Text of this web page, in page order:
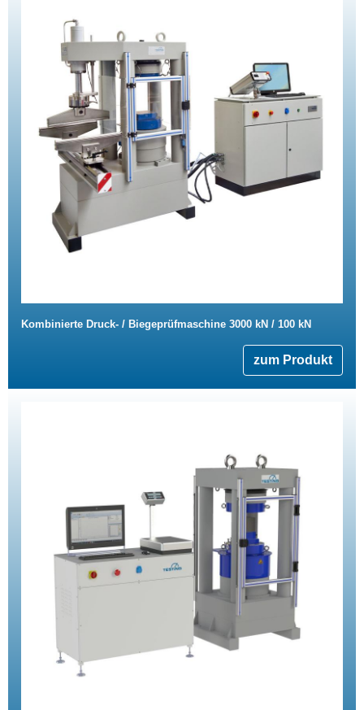
Kombinierte Druck- / Biegeprüfmaschine 3000 kN / 100 kN
zum Produkt